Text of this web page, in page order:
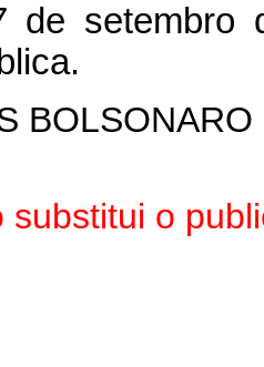
de setembro
BOLSONARO
substitui o